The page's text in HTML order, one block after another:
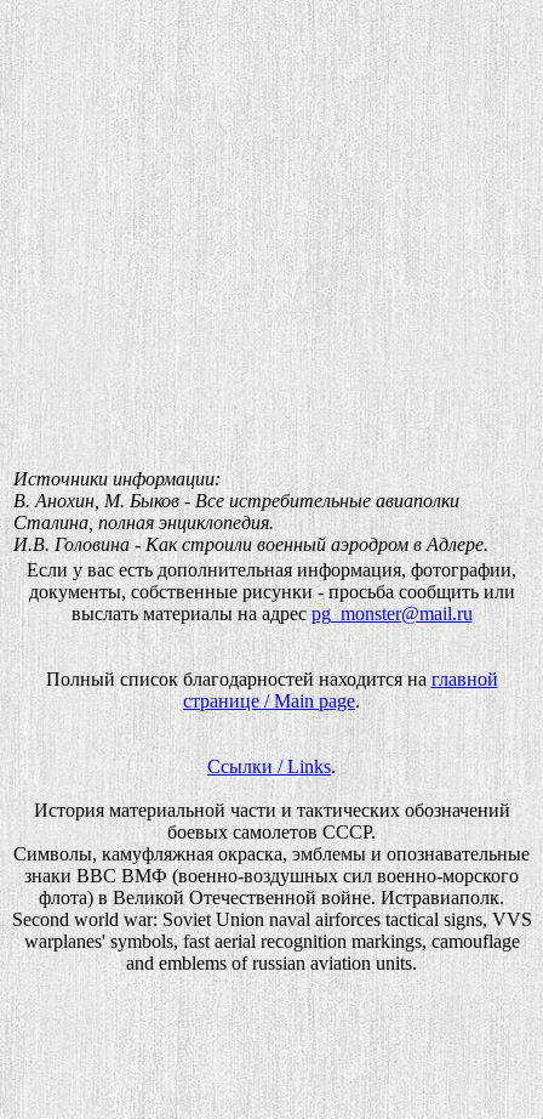
Источники информации:
В. Анохин, М. Быков - Все истребительные авиаполки
Сталина, полная энциклопедия.
И.В. Головина - Как строили военный аэродром в Адлере.
Если у вас есть дополнительная информация, фотографии,
документы, собственные рисунки - просьба сообщить или
выслать материалы на адресpg_monster@mail.ru
Полный список благодарностей находится наглавной
странице / Main page.
Ссылки / Links.
История материальной части и тактических обозначений
боевых самолетов СССР.
Символы, камуфляжная окраска, эмблемы и опознавательные
знаки ВВС ВМФ (военно-воздушных сил военно-морского
флота) в Великой Отечественной войне. Истравиаполк.
Second world war: Soviet Union naval airforces tactical signs, VVS
warplanes' symbols, fast aerial recognition markings, camouflage
and emblems of russian aviation units.